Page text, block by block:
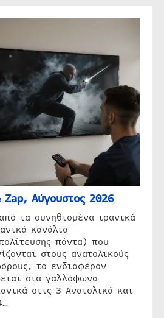
Αύγουστος 2026
τα συνηθισμένα ιρανικά
κανάλια
πάντα) που
στους ανατολικούς
το ενδιαφέρον
στα γαλλόφωνα
στις 3 Ανατολικά και